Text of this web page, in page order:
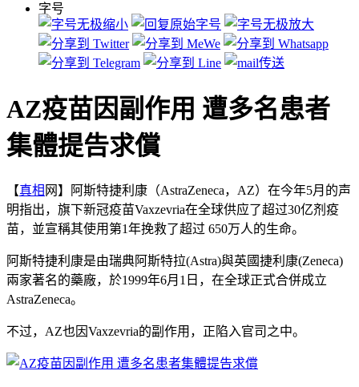
字号
AZ疫苗因副作用 遭多名患者
集體提告求償
【真相 网】阿斯特捷利康（AstraZeneca，AZ）在今年5月的声
明指出，旗下新冠疫苗Vaxzevria在全球供应了超过30亿剂疫
苗，並宣稱其使用第1年挽救了超过 650万人的生命。
阿斯特捷利康是由瑞典阿斯特拉(Astra)與英國捷利康(Zeneca)
兩家著名的藥廠，於1999年6月1日，在全球正式合併成立
AstraZeneca。
不过，AZ也因Vaxzevria的副作用，正陷入官司之中。